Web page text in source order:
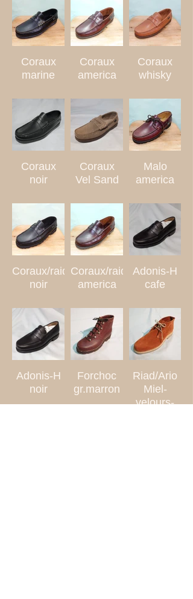
Coraux
marine
Coraux
america
Coraux
whisky
Coraux
noir
Coraux
Vel Sand
Malo
america
Coraux/raid
noir
Coraux/raid
america
Adonis-H
cafe
Adonis-H
noir
Forchoc
gr.marron
Riad/Ario
Miel-
velours-